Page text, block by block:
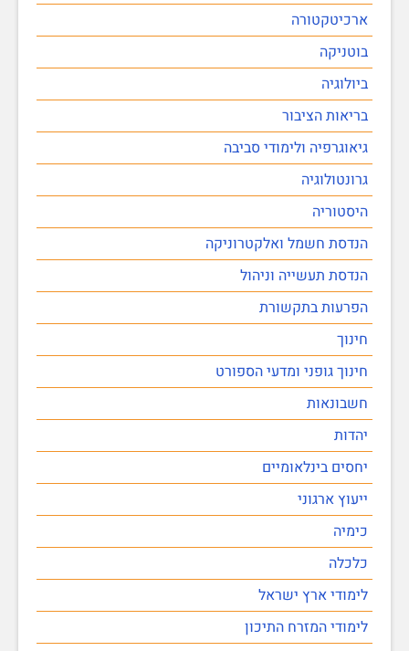
ארכיטקטורה
בוטניקה
ביולוגיה
בריאות הציבור
גיאוגרפיה ולימודי סביבה
גרונטולוגיה
היסטוריה
הנדסת חשמל ואלקטרוניקה
הנדסת תעשייה וניהול
הפרעות בתקשורת
חינוך
חינוך גופני ומדעי הספורט
חשבונאות
יהדות
יחסים בינלאומיים
ייעוץ ארגוני
כימיה
כלכלה
לימודי ארץ ישראל
לימודי המזרח התיכון